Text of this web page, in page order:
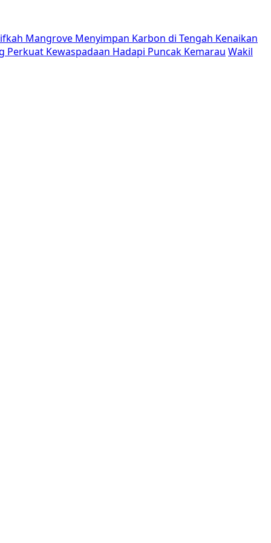
Mangrove Menyimpan Karbon di Tengah Kenaikan
Perkuat Kewaspadaan Hadapi Puncak Kemarau Wakil